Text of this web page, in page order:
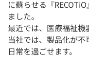
に蘇らせる『
ました。
最近では、医療福祉機
当社では、製品化が
日常を過ごせます。